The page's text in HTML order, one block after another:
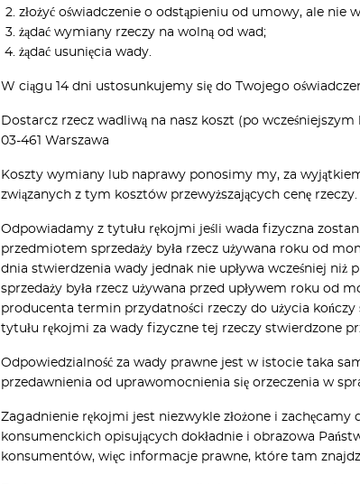
złożyć oświadczenie o odstąpieniu od umowy, ale nie
żądać wymiany rzeczy na wolną od wad;
żądać usunięcia wady.
W ciągu 14 dni ustosunkujemy się do Twojego
Dostarcz rzecz wadliwą na nasz koszt (po
03-461 Warszawa
Koszty wymiany lub naprawy ponosimy my, za
związanych z tym kosztów przewyższających cenę rzeczy.
Odpowiadamy z tytułu rękojmi jeśli wada fizyczna
przedmiotem sprzedaży była rzecz używana roku od
dnia stwierdzenia wady jednak nie upływa wcześniej
sprzedaży była rzecz używana przed upływem roku od
producenta termin przydatności rzeczy do użycia
tytułu rękojmi za wady fizyczne tej rzeczy stwierdzone
Odpowiedzialność za wady prawne jest w istocie taka
przedawnienia od uprawomocnienia się orzeczenia w
Zagadnienie rękojmi jest niezwykle złożone i
konsumenckich opisujących dokładnie i obrazowa
konsumentów, więc informacje prawne, które tam